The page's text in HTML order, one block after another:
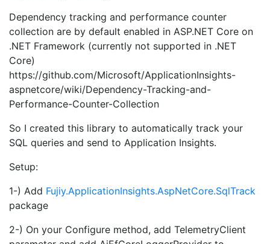
Dependency tracking and performance counter
collection are by default enabled in ASP.NET Core on
.NET Framework (currently not supported in .NET
Core)
https://github.com/Microsoft/ApplicationInsights-
aspnetcore/wiki/Dependency-Tracking-and-
Performance-Counter-Collection
So I created this library to automatically track your
SQL queries and send to Application Insights.
Setup:
1-) Add Fujiy.ApplicationInsights.AspNetCore.SqlTrack
package
2-) On your Configure method, add TelemetryClient